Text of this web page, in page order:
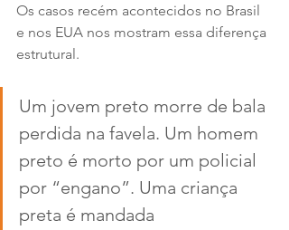
Os casos recém acontecidos no Brasil
e nos EUA nos mostram essa diferença
estrutural.
Um jovem preto morre de bala
perdida na favela. Um homem
preto é morto por um policial
por “engano”. Uma criança
preta é mandada